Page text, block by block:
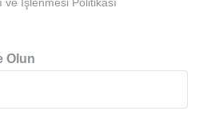
Olun